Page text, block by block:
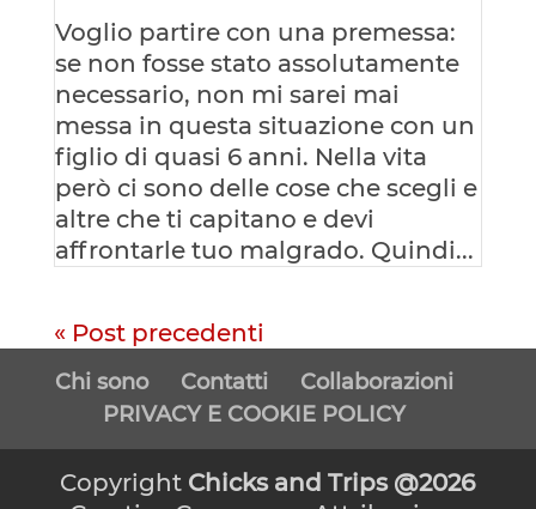
Voglio partire con una premessa:
se non fosse stato assolutamente
necessario, non mi sarei mai
messa in questa situazione con un
figlio di quasi 6 anni. Nella vita
però ci sono delle cose che scegli e
altre che ti capitano e devi
affrontarle tuo malgrado. Quindi...
« Post precedenti
Chi sono Contatti
Collaborazioni
PRIVACY E COOKIE POLICY
Copyright Chicks and Trips @2026